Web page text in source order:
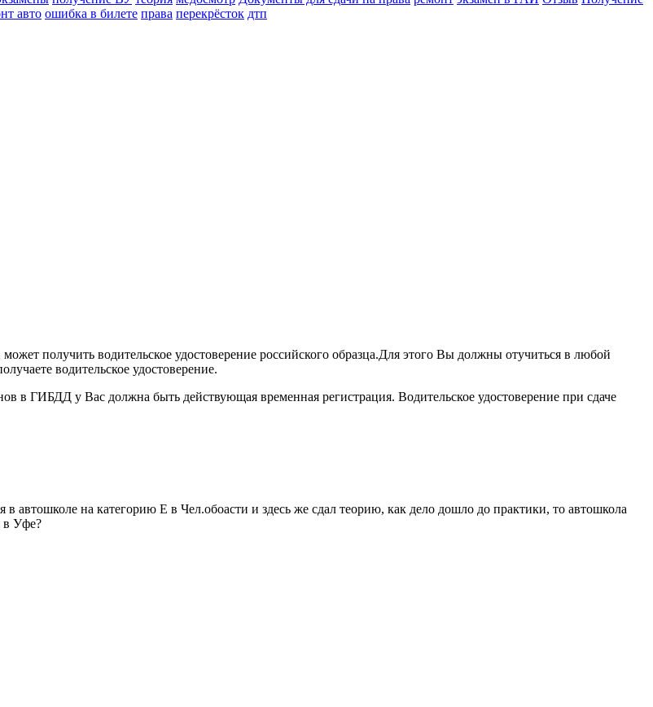
авто ошибка в билете права перекрёсток дтп
получить водительское удостоверение российского образца.Для этого Вы должны отучиться в любой
водительское удостоверение.
в ГИБДД у Вас должна быть действующая временная регистрация. Водительское удостоверение при сдаче
автошколе на категорию Е в Чел.обоасти и здесь же сдал теорию, как дело дошло до практики, то автошкола
в Уфе?